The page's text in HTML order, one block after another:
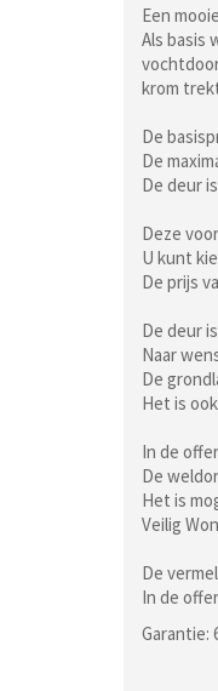
Een
Als basis
krom
De
De
De deur
Deze
U kunt
De prijs
De deur
Naar
De
Het is
In de
De
Het is
Veilig
De
In de
Garantie: